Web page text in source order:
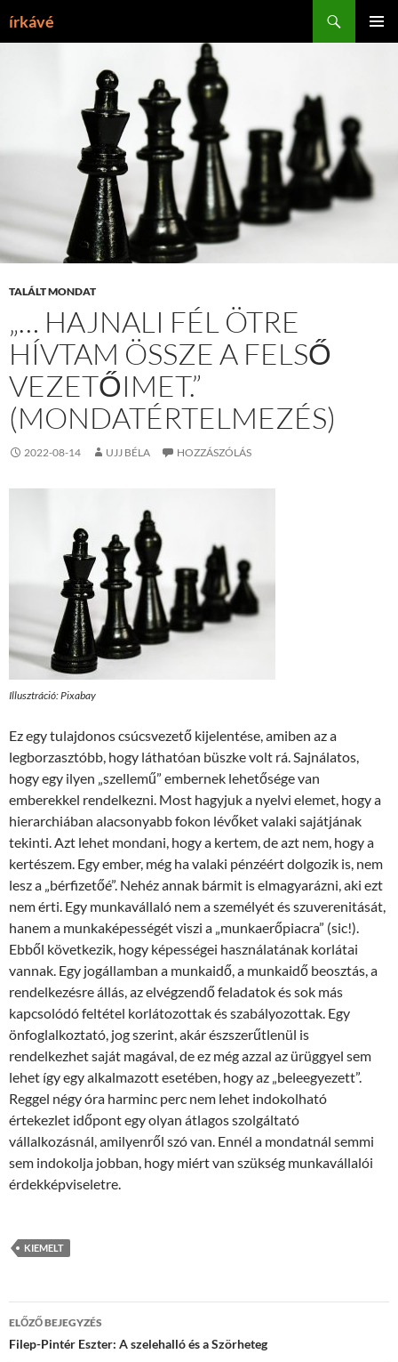
írkávé
TALÁLT MONDAT
„… HAJNALI FÉL ÖTRE
HÍVTAM ÖSSZE A FELSŐ
VEZETŐIMET.”
(MONDATÉRTELMEZÉS)
2022-08-14 UJJ BÉLA HOZZÁSZÓLÁS
Illusztráció: Pixabay
Ez egy tulajdonos csúcsvezető kijelentése, amiben az a
legborzasztóbb, hogy láthatóan büszke volt rá. Sajnálatos,
hogy egy ilyen „szellemű” embernek lehetősége van
emberekkel rendelkezni. Most hagyjuk a nyelvi elemet, hogy a
hierarchiában alacsonyabb fokon lévőket valaki sajátjának
tekinti. Azt lehet mondani, hogy a kertem, de azt nem, hogy a
kertészem. Egy ember, még ha valaki pénzéért dolgozik is, nem
lesz a „bérfizetőé”. Nehéz annak bármit is elmagyarázni, aki ezt
nem érti. Egy munkavállaló nem a személyét és szuverenitását,
hanem a munkaképességét viszi a „munkaerőpiacra” (sic!).
Ebből következik, hogy képességei használatának korlátai
vannak. Egy jogállamban a munkaidő, a munkaidő beosztás, a
rendelkezésre állás, az elvégzendő feladatok és sok más
kapcsolódó feltétel korlátozottak és szabályozottak. Egy
önfoglalkoztató, jog szerint, akár észszerűtlenül is
rendelkezhet saját magával, de ez még azzal az ürüggyel sem
lehet így egy alkalmazott esetében, hogy az „beleegyezett”.
Reggel négy óra harminc perc nem lehet indokolható
értekezlet időpont egy olyan átlagos szolgáltató
vállalkozásnál, amilyenről szó van. Ennél a mondatnál semmi
sem indokolja jobban, hogy miért van szükség munkavállalói
érdekképviseletre.
KIEMELT
Bejegyzések
navigációja
ELŐZŐ BEJEGYZÉS
Filep-Pintér Eszter: A szelehalló és a Szörheteg